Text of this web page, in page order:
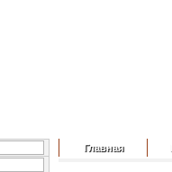
Главная